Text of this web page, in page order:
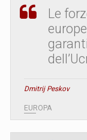
Le
Dmitrij Peskov
EUROPA